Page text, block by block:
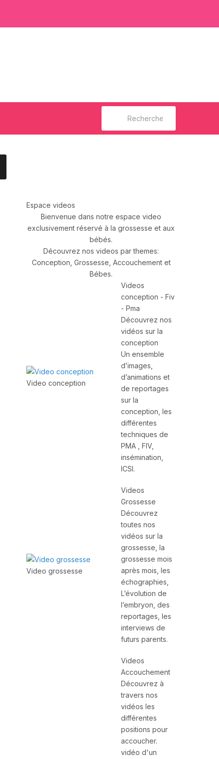
Espace videos
Bienvenue dans notre espace video
exclusivement réservé à la grossesse et aux
bébés.
Découvrez nos videos par themes:
Conception, Grossesse, Accouchement et
Bébes.
Video conception
Videos
conception - Fiv
- Pma
Découvrez nos
vidéos sur la
conception
Un ensemble
d’images,
d’animations et
de reportages
sur la
conception, les
différentes
techniques de
PMA , FIV,
insémination,
ICSI.
Video grossesse
Videos
Grossesse
Découvrez
toutes nos
vidéos sur la
grossesse, la
grossesse mois
après mois, les
échographies,
L’évolution de
l’embryon, des
reportages, les
interviews de
futurs parents.
Videos
Accouchement
Découvrez à
travers nos
vidéos les
différentes
positions pour
accoucher.
vidéo d'un